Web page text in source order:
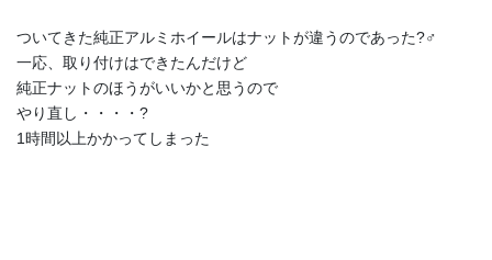
ついてきた純正アルミホイールはナットが違うのであった?‍♂️
一応、取り付けはできたんだけど
純正ナットのほうがいいかと思うので
やり直し・・・・?
1時間以上かかってしまった